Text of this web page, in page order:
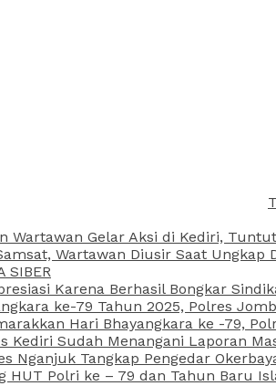
Wartawan Gelar Aksi di Kediri,
Wartawan Diusir Saat Ungkap
SIBER
Karena Berhasil Bongkar
ke-79 Tahun 2025, Polres
Hari Bhayangkara ke -79,
Kediri Sudah Menangani Laporan
Nganjuk Tangkap Pengedar
HUT Polri ke – 79 dan Tahun Baru